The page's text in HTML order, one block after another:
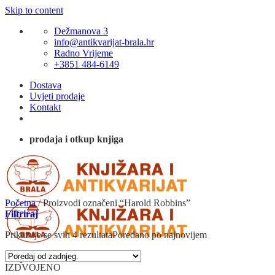
Skip to content
Dežmanova 3
info@antikvarijat-brala.hr
Radno Vrijeme
+3851 484-6149
Dostava
Uvjeti prodaje
Kontakt
prodaja i otkup knjiga
Početna /Proizvodi označeni “Harold Robbins”
Filtriraj
Prikazuje se svih 4 rezultataPoredano po najnovijem
IZDVOJENO